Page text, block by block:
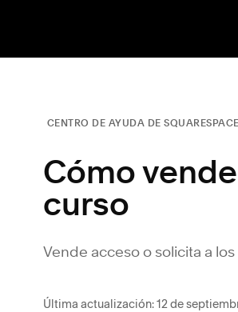
CENTRO DE AYUDA DE SQUARESPACE
Cómo
curso
Vende acceso o solicita a
Última actualización: 12 de